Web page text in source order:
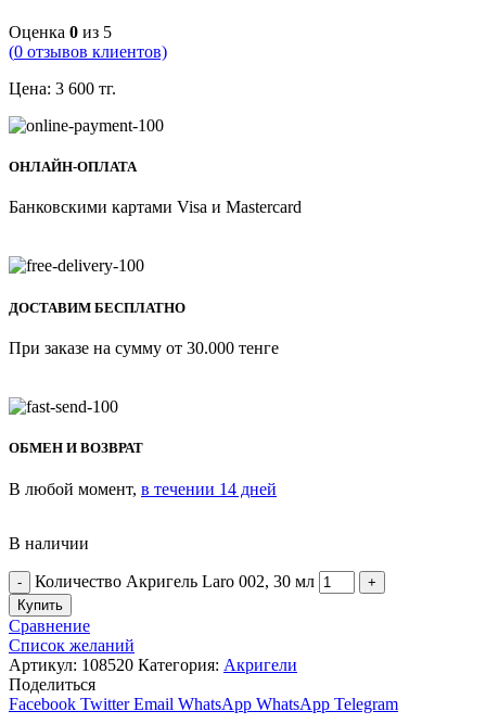
Оценка 0 из 5
(0 отзывов клиентов)
Цена: 3 600 тг.
ОНЛАЙН-ОПЛАТА
Банковскими картами Visa и Mastercard
ДОСТАВИМ БЕСПЛАТНО
При заказе на сумму от 30.000 тенге
ОБМЕН И ВОЗВРАТ
В любой момент, в течении 14 дней
В наличии
Количество Акригель Laro 002, 30 мл
Купить
Сравнение
Список желаний
Артикул: 108520 Категория: Акригели
Поделиться
Facebook Twitter Email WhatsApp WhatsApp Telegram